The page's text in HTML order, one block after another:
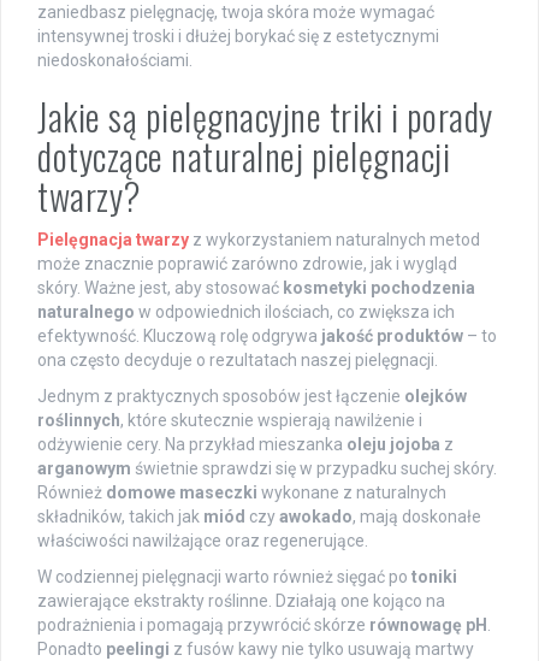
zaniedbasz pielęgnację, twoja skóra może wymagać
intensywnej troski i dłużej borykać się z estetycznymi
niedoskonałościami.
Jakie są pielęgnacyjne triki i porady
dotyczące naturalnej pielęgnacji
twarzy?
Pielęgnacja twarzy z wykorzystaniem naturalnych metod
może znacznie poprawić zarówno zdrowie, jak i wygląd
skóry. Ważne jest, aby stosować kosmetyki pochodzenia
naturalnego w odpowiednich ilościach, co zwiększa ich
efektywność. Kluczową rolę odgrywa jakość produktów – to
ona często decyduje o rezultatach naszej pielęgnacji.
Jednym z praktycznych sposobów jest łączenie olejków
roślinnych, które skutecznie wspierają nawilżenie i
odżywienie cery. Na przykład mieszanka oleju jojoba z
arganowym świetnie sprawdzi się w przypadku suchej skóry.
Również domowe maseczki wykonane z naturalnych
składników, takich jak miód czyawokado, mają doskonałe
właściwości nawilżające oraz regenerujące.
W codziennej pielęgnacji warto również sięgać po toniki
zawierające ekstrakty roślinne. Działają one kojąco na
podrażnienia i pomagają przywrócić skórze równowagę pH
Ponadto peelingi z fusów kawy nie tylko usuwają martwy